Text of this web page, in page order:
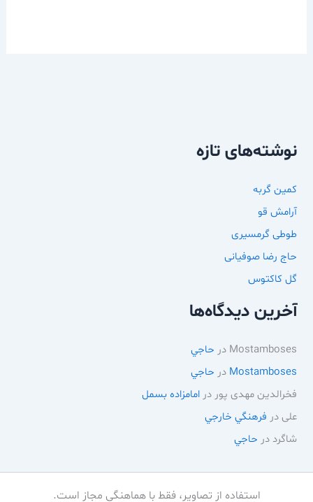
نوشته‌های تازه
کمین گربه
آرامش قو
طوطی گرمسیری
حاج رضا صوفیانی
گل کاکتوس
آخرین دیدگاه‌ها
Mostamboses در حاجي
Mostamboses در حاجي
فخرالدین مهدی پور درامامزاده بسمل
علی در فرهنگي خارجي
شاگرد در حاجي
استفاده از تصاویر، فقط با هماهنگی مجاز است.